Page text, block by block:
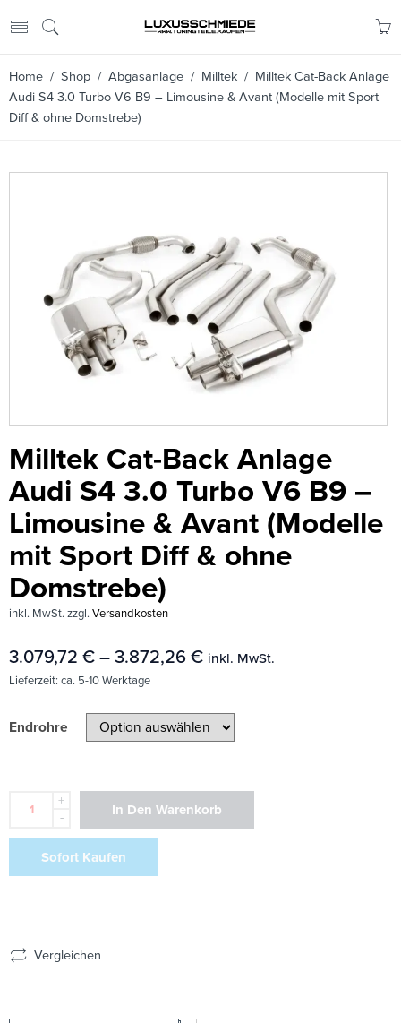
Home / Shop / Abgasanlage / Milltek / Milltek Cat-Back Anlage
Audi S4 3.0 Turbo V6 B9 – Limousine & Avant (Modelle mit Sport
Diff & ohne Domstrebe)
Milltek Cat-Back Anlage
Audi S4 3.0 Turbo V6 B9 –
Limousine & Avant (Modelle
mit Sport Diff & ohne
Domstrebe)
inkl. MwSt. zzgl. Versandkosten
3.079,72 € – 3.872,26 € inkl. MwSt.
Lieferzeit: ca. 5-10 Werktage
Endrohre
+
-
In Den Warenkorb
Sofort Kaufen
Vergleichen